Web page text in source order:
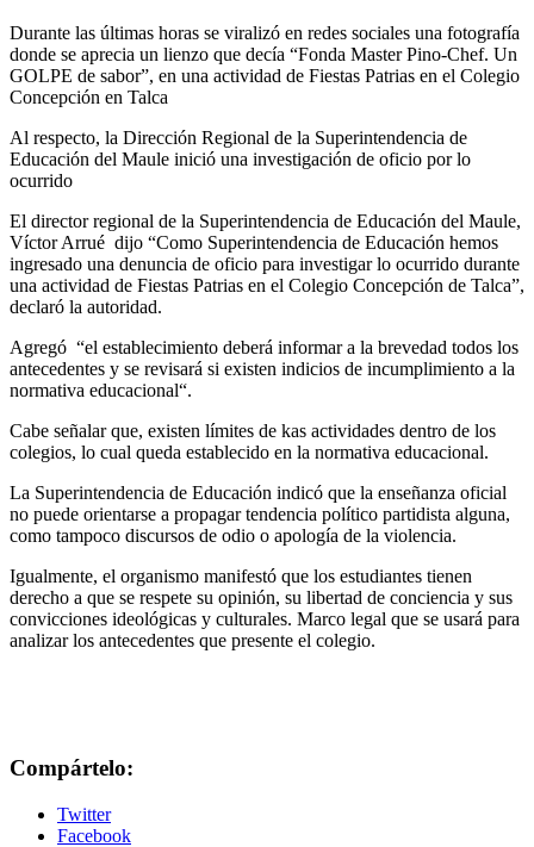
Durante las últimas horas se viralizó en redes sociales una fotografía
donde se aprecia un lienzo que decía “Fonda Master Pino-Chef. Un
GOLPE de sabor”, en una actividad de Fiestas Patrias en el Colegio
Concepción en Talca
Al respecto, la Dirección Regional de la Superintendencia de
Educación del Maule inició una investigación de oficio por lo
ocurrido
El director regional de la Superintendencia de Educación del Maule,
Víctor Arrué dijo “Como Superintendencia de Educación hemos
ingresado una denuncia de oficio para investigar lo ocurrido durante
una actividad de Fiestas Patrias en el Colegio Concepción de Talca”,
declaró la autoridad.
Agregó “el establecimiento deberá informar a la brevedad todos los
antecedentes y se revisará si existen indicios de incumplimiento a la
normativa educacional“.
Cabe señalar que, existen límites de kas actividades dentro de los
colegios, lo cual queda establecido en la normativa educacional.
La Superintendencia de Educación indicó que la enseñanza oficial
no puede orientarse a propagar tendencia político partidista alguna,
como tampoco discursos de odio o apología de la violencia.
Igualmente, el organismo manifestó que los estudiantes tienen
derecho a que se respete su opinión, su libertad de conciencia y sus
convicciones ideológicas y culturales. Marco legal que se usará para
analizar los antecedentes que presente el colegio.
Compártelo:
Twitter
Facebook